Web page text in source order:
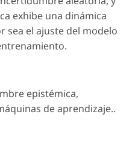
exhibe una dinámica
sea el ajuste del modelo
epistémica,
de aprendizaje..